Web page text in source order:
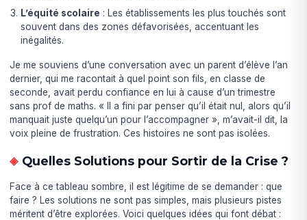
L’équité scolaire : Les établissements les plus touchés sont
souvent dans des zones défavorisées, accentuant les
inégalités.
Je me souviens d’une conversation avec un parent d’élève l’an
dernier, qui me racontait à quel point son fils, en classe de
seconde, avait perdu confiance en lui à cause d’un trimestre
sans prof de maths. « Il a fini par penser qu’il était nul, alors qu’il
manquait juste quelqu’un pour l’accompagner », m’avait-il dit, la
voix pleine de frustration. Ces histoires ne sont pas isolées.
Quelles Solutions pour Sortir de la Crise ?
Face à ce tableau sombre, il est légitime de se demander : que
faire ? Les solutions ne sont pas simples, mais plusieurs pistes
méritent d’être explorées. Voici quelques idées qui font débat :